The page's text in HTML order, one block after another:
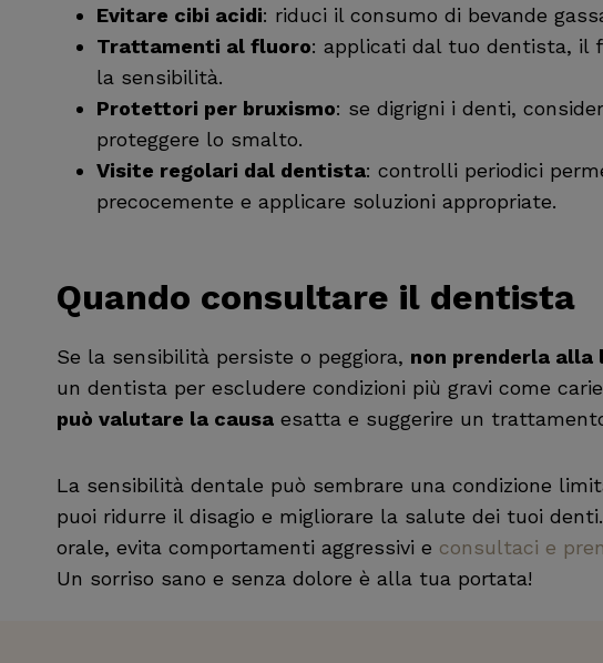
Evitare cibi acidi: riduci il consumo di bevande
Trattamenti al fluoro: applicati dal tuo dentista, il
la sensibilità.
Protettori per bruxismo: se digrigni i denti,
proteggere lo smalto.
Visite regolari dal dentista: controlli periodici
precocemente e applicare soluzioni appropriate.
Quando consultare il dentista
Se la sensibilità persiste o peggiora, non prenderla alla
un dentista per escludere condizioni più gravi come
può valutare la causa esatta e suggerire un
La sensibilità dentale può sembrare una condizione
puoi ridurre il disagio e migliorare la salute dei tuoi
orale, evita comportamenti aggressivi e consultaci e
Un sorriso sano e senza dolore è alla tua portata!